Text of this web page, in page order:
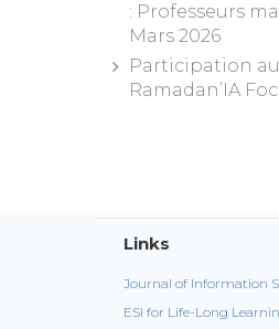
: Professeurs
Mars 2026
Participation
Ramadan’IA
Links
Journal of Information
ESI for Life-Long